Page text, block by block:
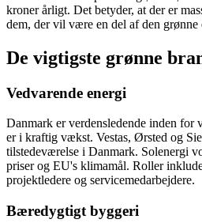
kroner årligt. Det betyder, at der er
dem, der vil være en del af den grønne
De vigtigste grønne
Vedvarende energi
Danmark er verdensledende inden for
er i kraftig vækst. Vestas, Ørsted og
tilstedeværelse i Danmark. Solenergi
priser og EU's klimamål. Roller
projektledere og servicemedarbejdere.
Bæredygtigt byggeri